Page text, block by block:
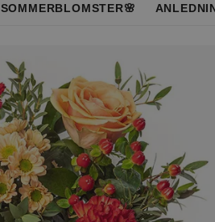
SOMMERBLOMSTER🌸